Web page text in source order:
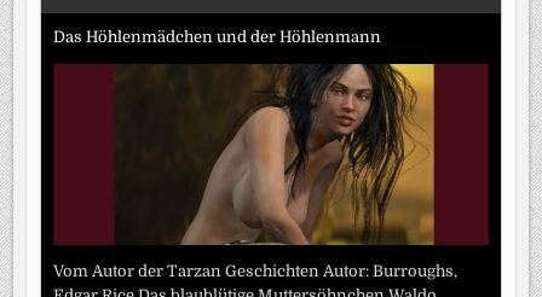
Das Höhlenmädchen und der Höhlenmann
Vom Autor der Tarzan Geschichten Autor: Burroughs,